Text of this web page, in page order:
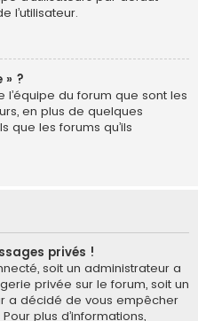
l’utilisateur.
» ?
du forum que sont les
en plus de quelques
que les forums qu’ils
privés !
soit un administrateur a
privée sur le forum, soit un
a décidé de vous empêcher
plus d’informations,